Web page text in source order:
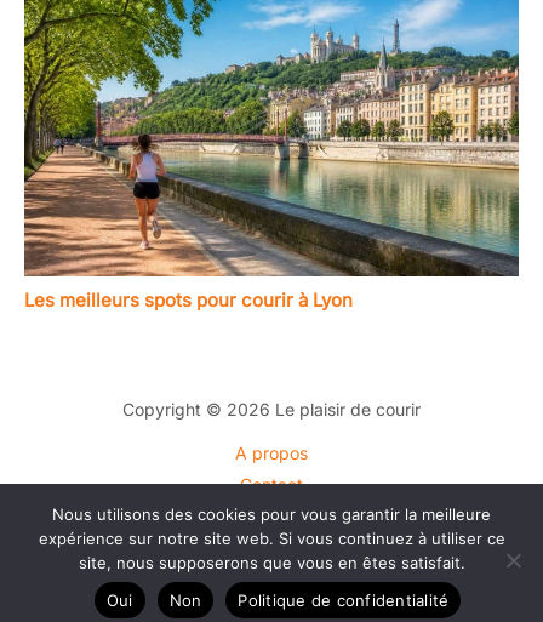
Les meilleurs spots pour courir à Lyon
Copyright © 2026 Le plaisir de courir
A propos
Contact
Plan du site
Mentions légales
Politique de confidentialité
Nous utilisons des cookies pour vous garantir la meilleure
expérience sur notre site web. Si vous continuez à utiliser ce
site, nous supposerons que vous en êtes satisfait.
Oui
Non Politique de confidentialité